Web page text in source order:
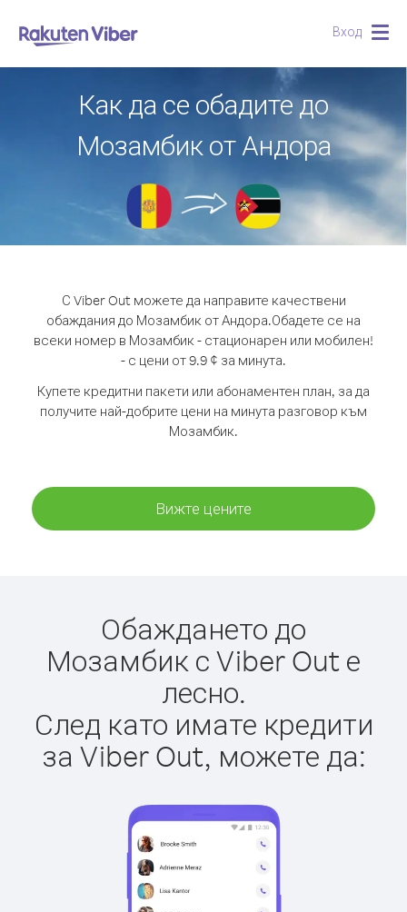
Вход
Как да се обадите до
Мозамбик от Андора
С Viber Out можете да направите качествени
обаждания до Мозамбик от Андора.Обадете се на
всеки номер в Мозамбик - стационарен или мобилен!
- с цени от 9.9 ¢ за минута.
Купете кредитни пакети или абонаментен план, за да
получите най-добрите цени на минута разговор към
Мозамбик.
Вижте цените
Обаждането до
Мозамбик с Viber Out е
лесно.
След като имате кредити
за Viber Out, можете да: